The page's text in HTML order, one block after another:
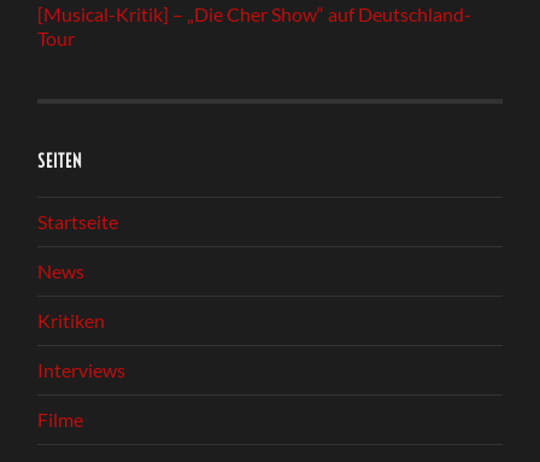
[Musical-Kritik] – „Die Cher Show“ auf Deutschland-
Tour
SEITEN
Startseite
News
Kritiken
Interviews
Filme